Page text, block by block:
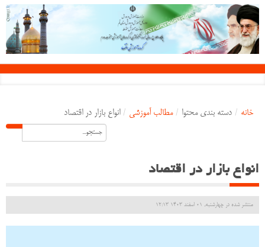
خانه / دسته بندی محتوا / مطالب آموزشی / انواع بازار در اقتصاد
انواع بازار در اقتصاد
منتشر شده در چهارشنبه, 01 اسفند 1403 12:13